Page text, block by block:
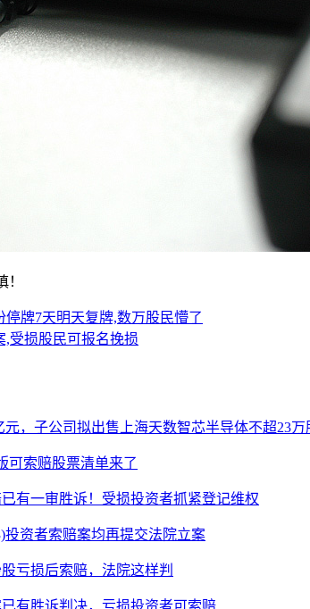
牌7天明天复牌,数万股民懵了
,受损股民可报名挽损
，子公司拟出售上海天数智芯半导体不超23万
可索赔股票清单来了
有一审胜诉！受损投资者抓紧登记维权
投资者索赔案均再提交法院立案
亏损后索赔，法院这样判
有胜诉判决，亏损投资者可索赔